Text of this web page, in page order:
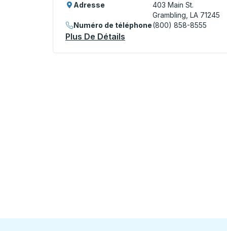
Adresse
403 Main St.
Grambling, LA 71245
Numéro de téléphone(800) 858-8555
Plus De Détails